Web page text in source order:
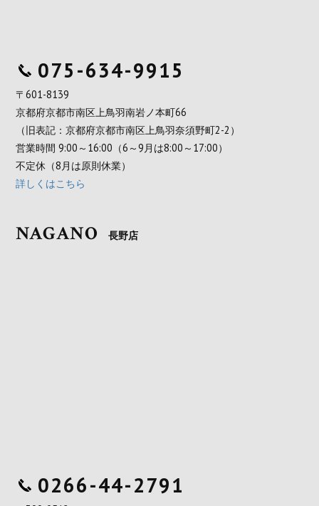
075-634-9915
〒601-8139
京都府京都市南区上鳥羽南岩ノ本町66
（旧表記：京都府京都市南区上鳥羽奈須野町2-2）
営業時間 9:00～16:00（6～9月は8:00～17:00）
不定休（8月は原則休業）
詳しくはこちら
NAGANO 長野店
0266-44-2791